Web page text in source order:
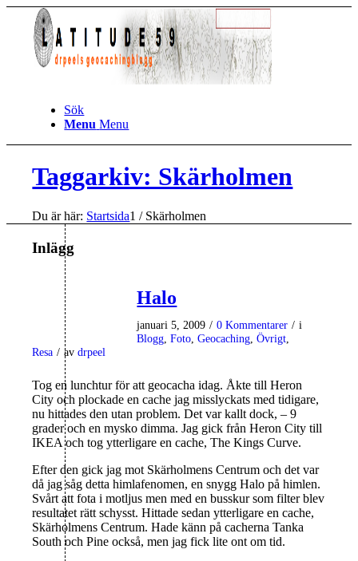
Sök
Menu Menu
Taggarkiv: Skärholmen
Du är här: Startsida1 / Skärholmen
Inlägg
Halo
januari 5, 2009 / 0 Kommentarer / i
Blogg ,Foto ,Geocaching ,Övrigt
Resa / avdrpeel
Tog en lunchtur för att geocacha idag. Åkte till Heron
City och plockade en cache jag misslyckats med tidigare,
nu hittades den utan problem. Det var kallt dock, – 9
grader och en mysko dimma. Jag gick från Heron City till
IKEA och tog ytterligare en cache, The Kings Curve.
Efter den gick jag mot Skärholmens Centrum och det var
då jag såg detta himlafenomen, en snygg Halo på himlen.
Svårt att fota i motljus men med en busskur som filter blev
resultatet rätt schysst. Hittade sedan ytterligare en cache,
Skärholmens Centrum. Hade känn på cacherna Tanka
South och Pine också, men jag fick lite ont om tid.